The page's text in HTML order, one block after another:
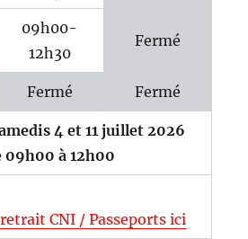
09h00-
12h30
Fermé
Fermé Fermé
4 et 11 juillet 2026
09h00 à 12h00
CNI / Passeports ici